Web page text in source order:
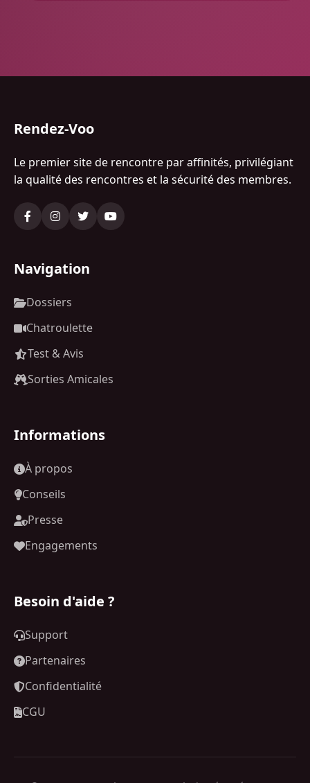
Rendez-Voo
Le premier site de rencontre par affinités, privilégiant
la qualité des rencontres et la sécurité des membres.
Navigation
Dossiers
Chatroulette
Test & Avis
Sorties Amicales
Informations
À propos
Conseils
Presse
Engagements
Besoin d'aide ?
Support
Partenaires
Confidentialité
CGU